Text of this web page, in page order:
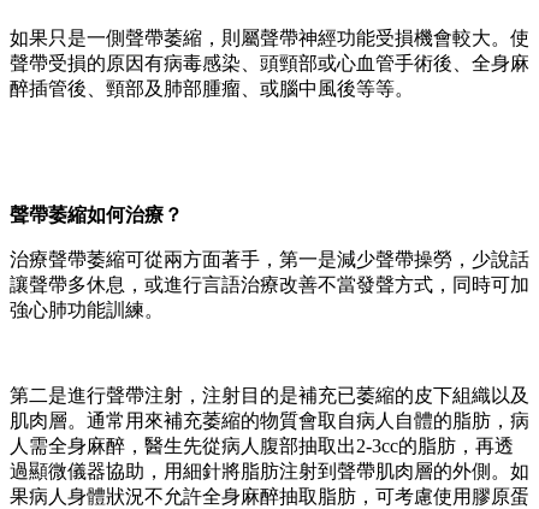
如果只是一側聲帶萎縮，則屬聲帶神經功能受損機會較大。使
聲帶受損的原因有病毒感染、頭頸部或心血管手術後、全身麻
醉插管後、頸部及肺部腫瘤、或腦中風後等等。
聲帶萎縮如何治療？
治療聲帶萎縮可從兩方面著手，第一是減少聲帶操勞，少說話
讓聲帶多休息，或進行言語治療改善不當發聲方式，同時可加
強心肺功能訓練。
第二是進行聲帶注射，注射目的是補充已萎縮的皮下組織以及
肌肉層。通常用來補充萎縮的物質會取自病人自體的脂肪，病
人需全身麻醉，醫生先從病人腹部抽取出2-3cc的脂肪，再透
過顯微儀器協助，用細針將脂肪注射到聲帶肌肉層的外側。如
果病人身體狀況不允許全身麻醉抽取脂肪，可考慮使用膠原蛋